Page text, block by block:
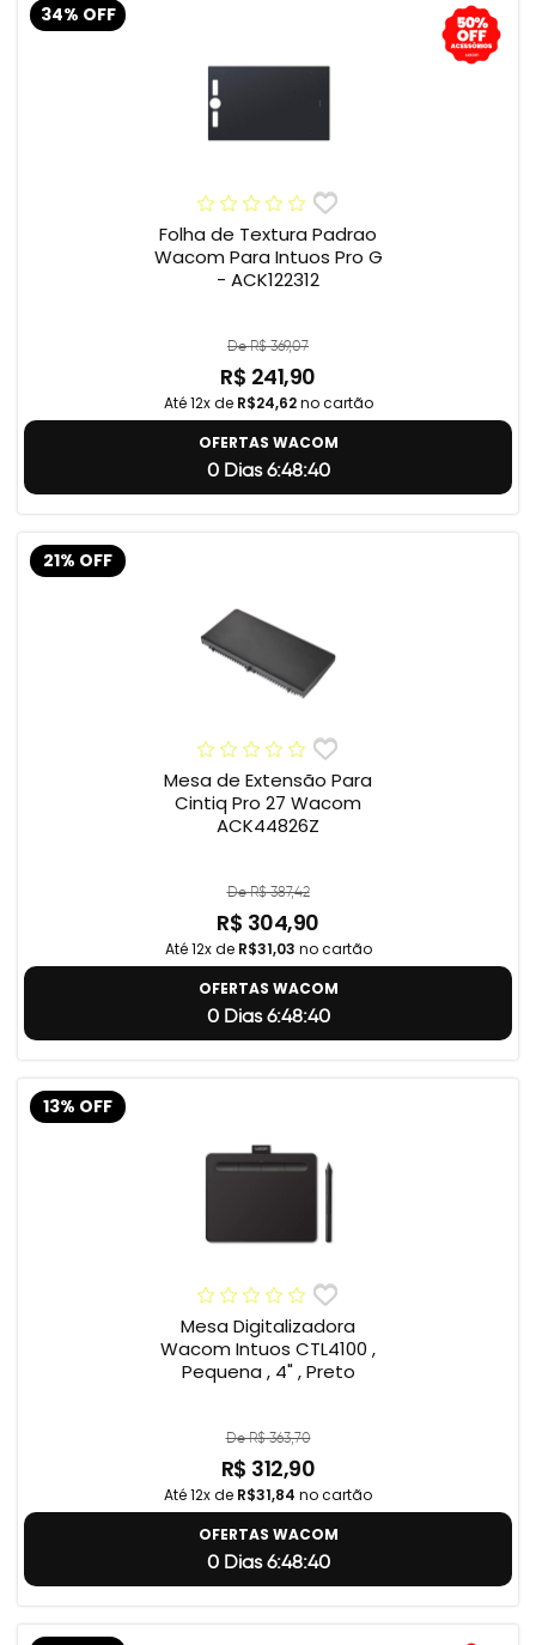
34% OFF
Folha de Textura Padrao
Wacom Para Intuos Pro G
- ACK122312
De R$ 369,07
R$ 241,90
Até 12x de R$24,62no cartão
OFERTAS WACOM
0 Dias 6:48:39
21% OFF
Mesa de Extensão Para
Cintiq Pro 27 Wacom
ACK44826Z
De R$ 387,42
R$ 304,90
Até 12x de R$31,03 no cartão
OFERTAS WACOM
0 Dias 6:48:39
13% OFF
Mesa Digitalizadora
Wacom Intuos CTL4100 ,
Pequena , 4" , Preto
De R$ 363,70
R$ 312,90
Até 12x de R$31,84 no cartão
OFERTAS WACOM
0 Dias 6:48:39